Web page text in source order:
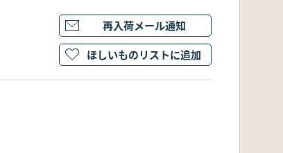
再入荷メール通知
ほしいものリストに追加